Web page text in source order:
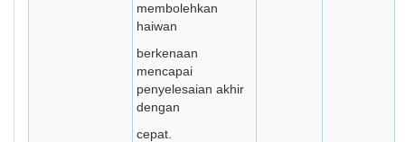
membolehkan
haiwan
berkenaan
mencapai
penyelesaian akhir
dengan
cepat.